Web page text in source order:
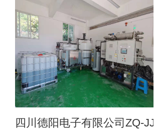
四川德阳电子有限公司ZQ-